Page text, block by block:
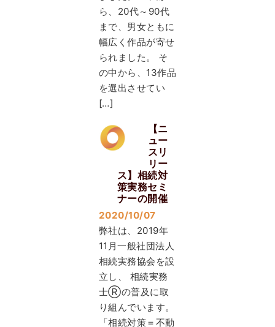
ら、20代～90代
まで、男女ともに
幅広く作品が寄せ
られました。 そ
の中から、13作品
を選出させてい
[…]
【ニ
ュー
スリ
リー
ス】相続対
策実務セミ
ナーの開催
2020/10/07
弊社は、2019年
11月一般社団法人
相続実務協会を設
立し、 相続実務
士Ⓡの普及に取
り組んでいます。
「相続対策＝不動